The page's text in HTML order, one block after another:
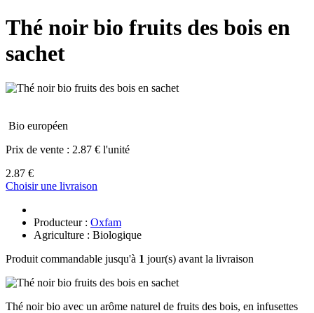
Thé noir bio fruits des bois en
sachet
Bio européen
Prix de vente : 2.87 € l'unité
2.87 €
Choisir une livraison
Producteur : Oxfam
Agriculture : Biologique
Produit commandable jusqu'à 1 jour(s) avant la livraison
Thé noir bio avec un arôme naturel de fruits des bois, en infusettes